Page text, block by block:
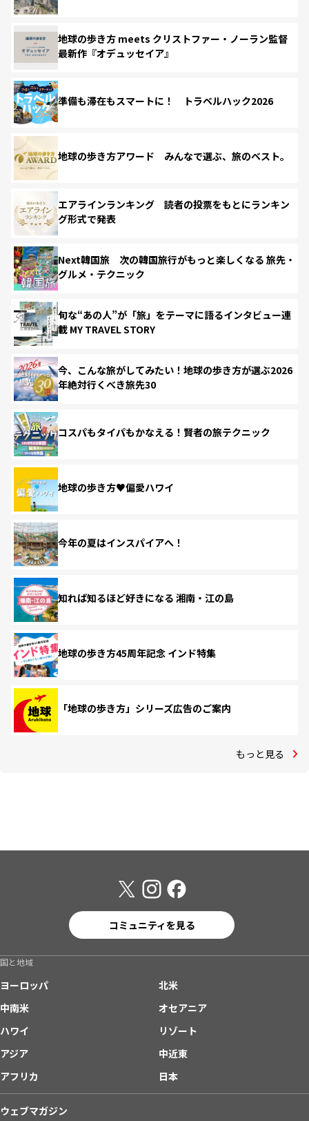
地球の歩き方 meets クリストファー・ノーラン監督
最新作『オデュッセイア』
準備も滞在もスマートに！ トラベルハック2026
地球の歩き方アワード みんなで選ぶ、旅のベスト。
エアラインランキング 読者の投票をもとにランキン
グ形式で発表
Next韓国旅 次の韓国旅行がもっと楽しくなる 旅先・
グルメ・テクニック
旬な“あの人”が「旅」をテーマに語るインタビュー連
載 MY TRAVEL STORY
今、こんな旅がしてみたい！地球の歩き方が選ぶ2026
年絶対行くべき旅先30
コスパもタイパもかなえる！賢者の旅テクニック
地球の歩き方♥偏愛ハワイ
今年の夏はインスパイアへ！
知れば知るほど好きになる 湘南・江の島
地球の歩き方45周年記念 インド特集
「地球の歩き方」シリーズ広告のご案内
もっと見る
コミュニティを見る
国と地域
ヨーロッパ
北米
中南米
オセアニア
ハワイ
リゾート
アジア
中近東
アフリカ
日本
ウェブマガジン